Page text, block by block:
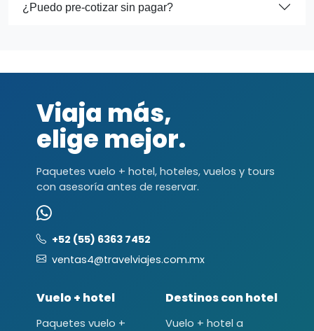
¿Puedo pre-cotizar sin pagar?
Viaja más,
elige mejor.
Paquetes vuelo + hotel, hoteles, vuelos y tours
con asesoría antes de reservar.
+52 (55) 6363 7452
ventas4@travelviajes.com.mx
Vuelo + hotel
Paquetes vuelo +
Destinos con hotel
Vuelo + hotel a